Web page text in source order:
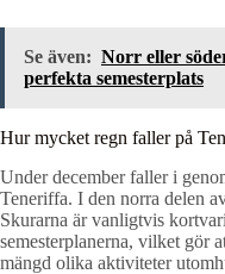
Se även: Norr eller
perfekta semesterplats
Hur mycket regn faller på
Under december faller i
Teneriffa. I den norra delen
Skurarna är vanligtvis
semesterplanerna, vilket gör
mängd olika aktiviteter